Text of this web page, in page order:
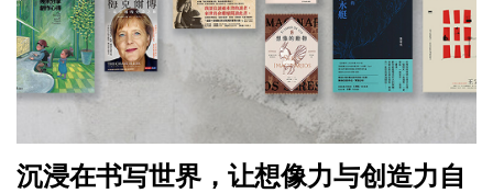
沉浸在书写世界，让想像力与创造力自